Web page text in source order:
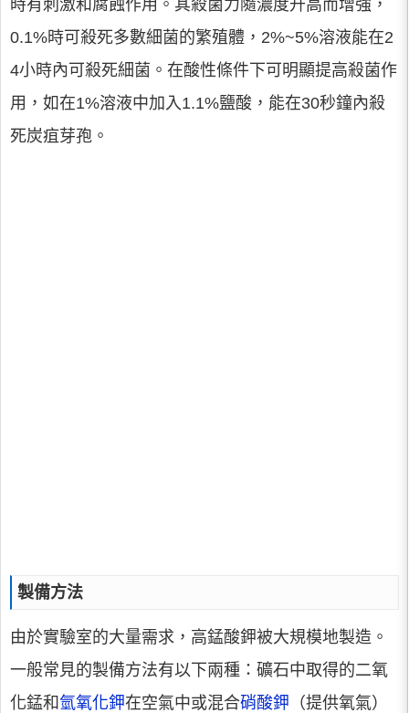
時有刺激和腐蝕作用。其殺菌力隨濃度升高而增強，
0.1%時可殺死多數細菌的繁殖體，2%~5%溶液能在2
4小時內可殺死細菌。在酸性條件下可明顯提高殺菌作
用，如在1%溶液中加入1.1%鹽酸，能在30秒鐘內殺
死炭疽芽孢。
製備方法
由於實驗室的大量需求，高錳酸鉀被大規模地製造。
一般常見的製備方法有以下兩種：礦石中取得的二氧
化錳和 氫氧化鉀在空氣中或混合硝酸鉀 （提供氧氣）